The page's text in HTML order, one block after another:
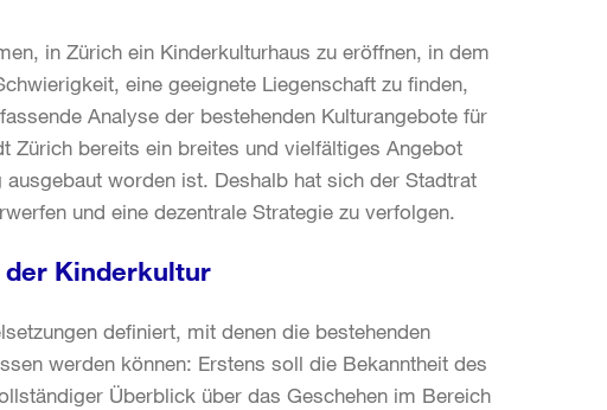
in Zürich ein Kinderkulturhaus zu eröffnen, in dem
eine geeignete Liegenschaft zu finden,
Analyse der bestehenden Kulturangebote für
Zürich bereits ein breites und vielfältiges Angebot
worden ist. Deshalb hat sich der Stadtrat
und eine dezentrale Strategie zu verfolgen.
der Kinderkultur
definiert, mit denen die bestehenden
werden können: Erstens soll die Bekanntheit des
Überblick über das Geschehen im Bereich